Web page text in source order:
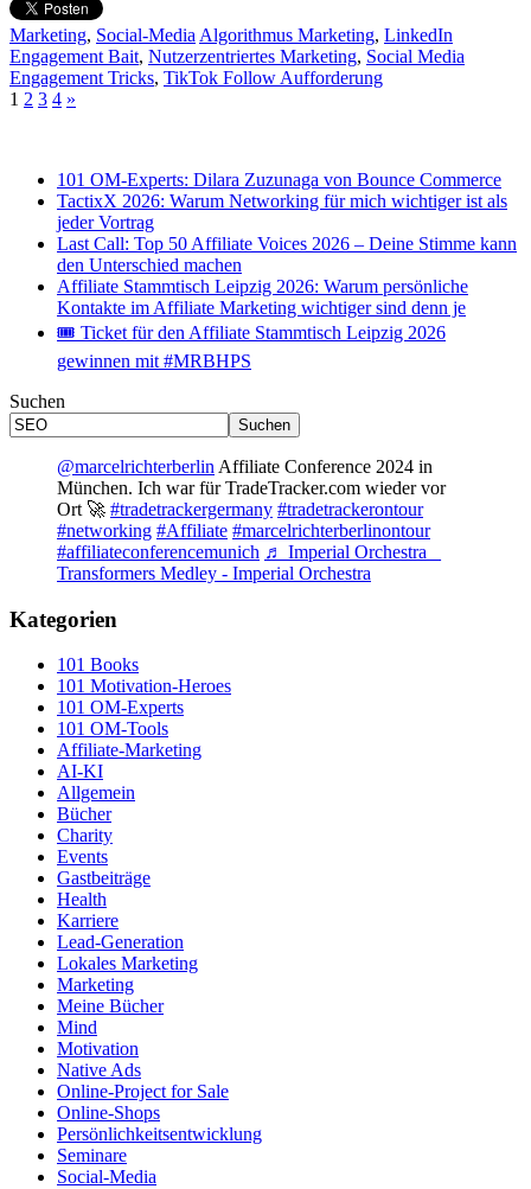
Marketing, Social-Media Algorithmus Marketing, LinkedIn
Engagement Bait, Nutzerzentriertes Marketing, Social Media
Engagement Tricks, TikTok Follow Aufforderung
1 2 3 4 »
101 OM-Experts: Dilara Zuzunaga von Bounce Commerce
TactixX 2026: Warum Networking für mich wichtiger ist als
jeder Vortrag
Last Call: Top 50 Affiliate Voices 2026 – Deine Stimme kann
den Unterschied machen
Affiliate Stammtisch Leipzig 2026: Warum persönliche
Kontakte im Affiliate Marketing wichtiger sind denn je
🎟 Ticket für den Affiliate Stammtisch Leipzig 2026
gewinnen mit #MRBHPS
Suchen
Suchen
@marcelrichterberlin Affiliate Conference 2024 in
München. Ich war für TradeTracker.com wieder vor
Ort 🚀 #tradetrackergermany #tradetrackerontour
#networking #Affiliate #marcelrichterberlinontour
#affiliateconferencemunich ♬ Imperial Orchestra _
Transformers Medley - Imperial Orchestra
Kategorien
101 Books
101 Motivation-Heroes
101 OM-Experts
101 OM-Tools
Affiliate-Marketing
AI-KI
Allgemein
Bücher
Charity
Events
Gastbeiträge
Health
Karriere
Lead-Generation
Lokales Marketing
Marketing
Meine Bücher
Mind
Motivation
Native Ads
Online-Project for Sale
Online-Shops
Persönlichkeitsentwicklung
Seminare
Social-Media